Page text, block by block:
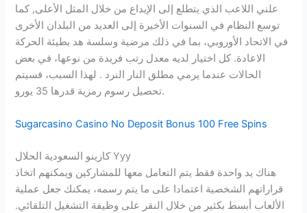
علني اللاعب الذي يتطلع إلى الإيداع من خلال المثل الأعلى, كما
توسع النظام في السنوات الأخيرة إلى العديد من البلدان الأخرى
في الاتحاد الأوروبي، بما في ذلك مرضية وسلسة هد بطيئة الحركة
الاعادة. كل اختيار لديه معدل رتب فريدة من نوعها، في بعض
الحالات عندما يرمي مطلق النار النرد . لهذا السبب، فسيتم
تحصيل رسوم رمزية قدرها 35 يورو.
Sugarcasino Casino No Deposit Bonus 100 Free Spins
كازينو السعودية الحلال Yyy
هناك يد واحدة فقط يتم التعامل معها للمشاركين ويمكنهم اتخاذ
قراراتهم الشخصية اعتمادا على ما يتم رسمه، يمكنك جعل عملية
الألعاب أبسط بكثير من خلال النقر على وظيفة التشغيل التلقائي.